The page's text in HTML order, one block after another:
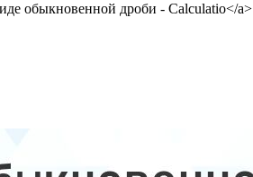
обыкновенной дроби - Calculatio</a>